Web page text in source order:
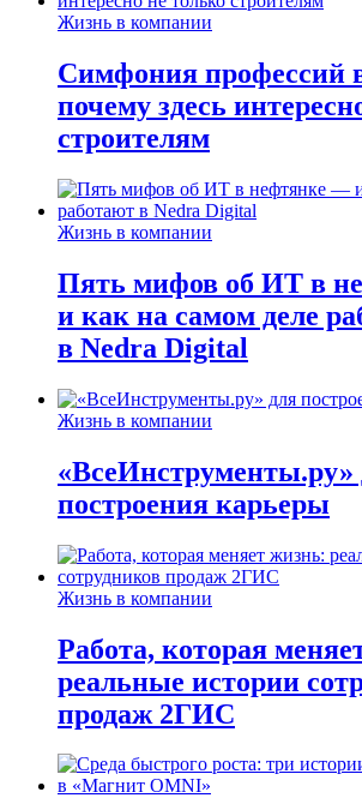
Жизнь в компании
Симфония профессий
почему здесь
строителям
Жизнь в компании
Пять мифов об ИТ в
и как на самом деле
в Nedra Digital
Жизнь в компании
«ВсеИнструменты.ру»
построения карьеры
Жизнь в компании
Работа, которая
реальные истории
продаж 2ГИС